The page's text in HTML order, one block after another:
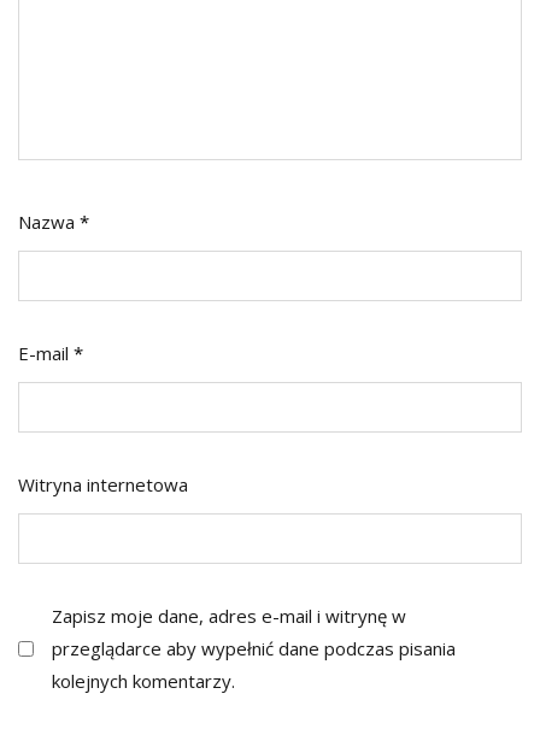
Nazwa *
E-mail *
Witryna internetowa
Zapisz moje dane, adres e-mail i witrynę w
przeglądarce aby wypełnić dane podczas pisania
kolejnych komentarzy.